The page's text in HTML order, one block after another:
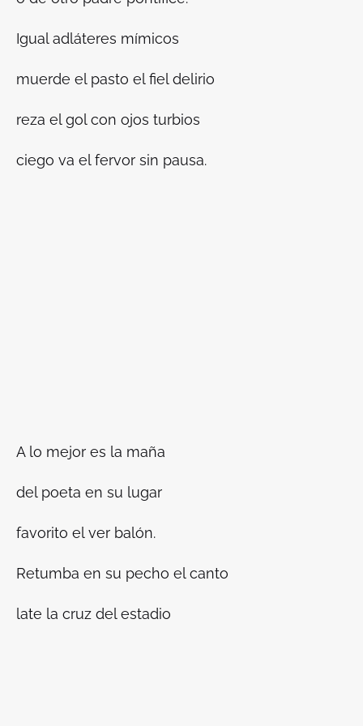
Igual adláteres mímicos
muerde el pasto el fiel delirio
reza el gol con ojos turbios
ciego va el fervor sin pausa.
A lo mejor es la maña
del poeta en su lugar
favorito el ver balón.
Retumba en su pecho el canto
late la cruz del estadio